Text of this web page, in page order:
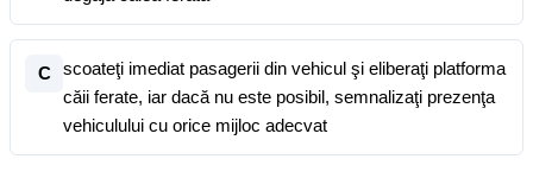
C
scoateţi imediat pasagerii din vehicul şi eliberaţi platforma
căii ferate, iar dacă nu este posibil, semnalizaţi prezenţa
vehiculului cu orice mijloc adecvat